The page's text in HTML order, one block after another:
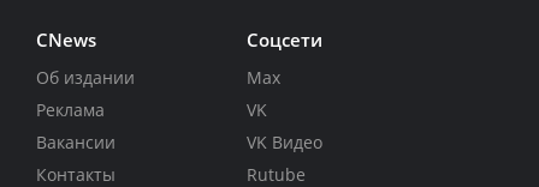
CNews
Об издании
Реклама
Вакансии
Контакты
Соцсети
Max
VK
VK Видео
Rutube